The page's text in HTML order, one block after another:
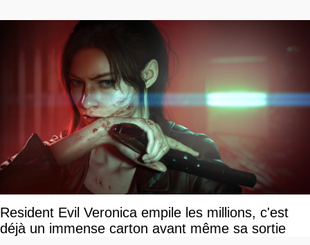
Resident Evil Veronica empile les millions, c'est
déjà un immense carton avant même sa sortie